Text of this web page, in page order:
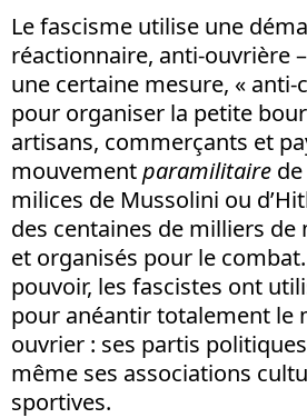
Le fascisme utilise une
réactionnaire, anti-ouvrière
une certaine mesure, « anti-
pour organiser la petite
artisans, commerçants et
mouvementparamilitaire de
milices de Mussolini ou
des centaines de milliers
et organisés pour le
pouvoir, les fascistes ont
pour anéantir totalement le
ouvrier : ses partis
même ses associations
sportives.